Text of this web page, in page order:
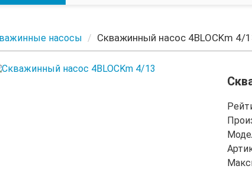
насосы Скважинный насос 4BLOСKm 4/